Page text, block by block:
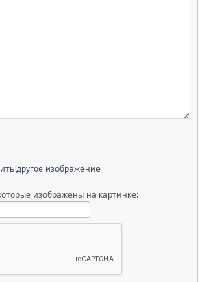
другое изображение
изображены на картинке: